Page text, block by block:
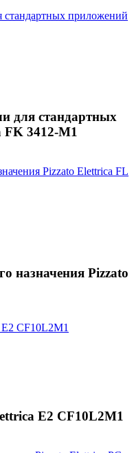
для стандартных
FK 3412-M1
назначения Pizzato
E2 CF10L2M1